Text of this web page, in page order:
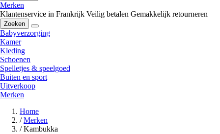
Merken
Klantenservice in Frankrijk Veilig betalen Gemakkelijk retourneren
Zoeken
Babyverzorging
Kamer
Kleding
Schoenen
Spelletjes & speelgoed
Buiten en sport
Uitverkoop
Merken
Home
/ Merken
/ Kambukka